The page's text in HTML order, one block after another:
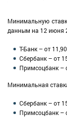
Минимальную
данным на 12 июня
Т-Банк – от
Сбербанк – от
Примсоцбанк –
Минимальная
Сбербанк – от
Примсоцбанк –